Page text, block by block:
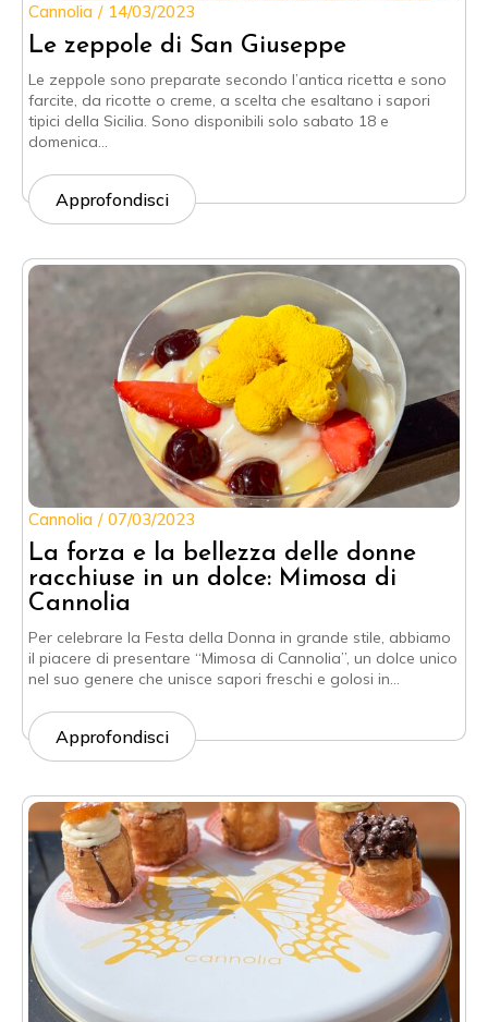
Le zeppole di San Giuseppe
Cannolia 14/03/2023
Le zeppole sono preparate secondo l’antica ricetta e sono
farcite, da ricotte o creme, a scelta che esaltano i sapori
tipici della Sicilia. Sono disponibili solo sabato 18 e
domenica…
Approfondisci
La forza e la bellezza delle donne
racchiuse in un dolce: Mimosa di
Cannolia
Cannolia 07/03/2023
Per celebrare la Festa della Donna in grande stile, abbiamo
il piacere di presentare “Mimosa di Cannolia”, un dolce unico
nel suo genere che unisce sapori freschi e golosi in…
Approfondisci